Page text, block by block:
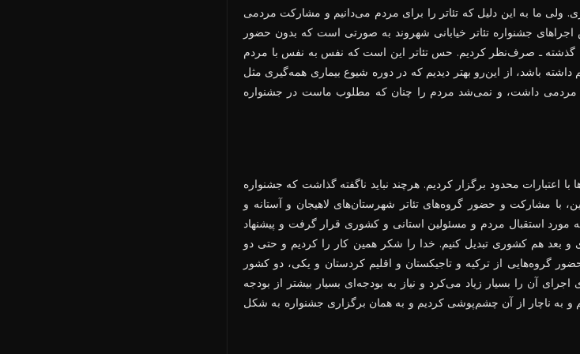
ولی ما به این دلیل که تئاتر را برای مردم می‌دانیم و مشارکت مردمی
جشنواره تئاتر خیابانی شهروند به صورتی است که بدون حضور
گذشته ـ صرف‌نظر کردیم. حس تئاتر این است که نفس به نفس با مردم
باشد، از این‌رو بهتر دیدیم که در دوره شیوع بیماری همه‌گیری مثل
مردمی داشت، و نمی‌شد مردم را چنان که مطلوب ماست در جشنواره
اعتبارات محدود برگزار کردیم. هرچند نباید ناگفته گذاشت که جشنواره
با مشارکت و حضور گروه‌های تئاتر شهرستان‌های لاهیجان و آستانه و
استقبال مردم و مسئولین استانی و کشوری قرار گرفت و پیشنهاد
و بعد هم کشوری تبدیل کنیم. خدا را شکر همین کار را کردیم و حتی دو
گروه‌هایی از ترکیه و تاجیکستان و اقلیم کردستان و یکی، دو کشور
اجرای آن را بسیار زیاد می‌کرد و نیاز به بودجه‌ای بسیار بیشتر از بودجه
و به ناچار از آن چشم‌پوشی کردیم و به همان برگزاری جشنواره به شکل